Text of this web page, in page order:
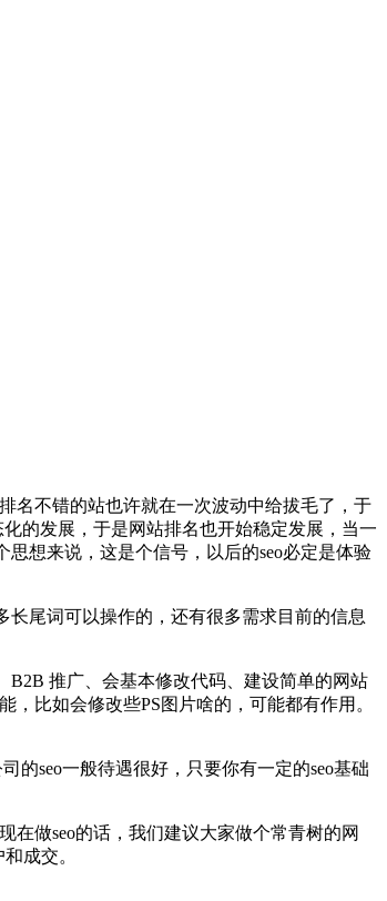
名不错的站也许就在一次波动中给拔毛了，于
的发展，于是网站排名也开始稳定发展，当一
想来说，这是个信号，以后的seo必定是体验
尾词可以操作的，还有很多需求目前的信息
B2B 推广、会基本修改代码、建设简单的网站
比如会修改些PS图片啥的，可能都有作用。
的seo一般待遇很好，只要你有一定的seo基础
在做seo的话，我们建议大家做个常青树的网
成交。